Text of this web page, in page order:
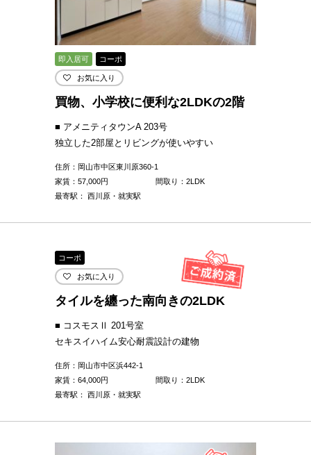
即入居可 コーポ
お気に入り
買物、小学校に便利な2LDKの2階
■ アメニティタウンA 203号
独立した2部屋とリビングが使いやすい
住所：岡山市中区東川原360-1
家賃： 57,000円
間取り：2LDK
最寄駅： 西川原・就実駅
コーポ
お気に入り
タイルを纏った南向きの2LDK
■ コスモスⅡ 201号室
セキスイハイム安心耐震設計の建物
住所：岡山市中区浜442-1
家賃： 64,000円
間取り：2LDK
最寄駅： 西川原・就実駅